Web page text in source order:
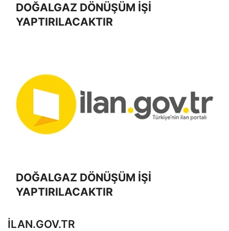
DOĞALGAZ DÖNÜŞÜM İŞİ
YAPTIRILACAKTIR
DOĞALGAZ DÖNÜŞÜM İŞİ
YAPTIRILACAKTIR
ILAN.GOV.TR